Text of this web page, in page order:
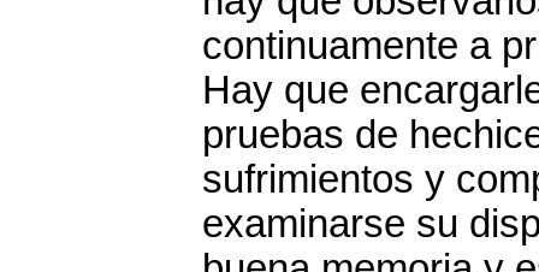
continuamente a
Hay que
pruebas de
sufrimientos y
examinarse su